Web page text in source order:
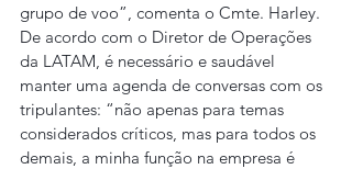
grupo de voo”, comenta o Cmte. Harley.
De acordo com o Diretor de Operações
da LATAM, é necessário e saudável
manter uma agenda de conversas com os
tripulantes: “não apenas para temas
considerados críticos, mas para todos os
demais, a minha função na empresa é